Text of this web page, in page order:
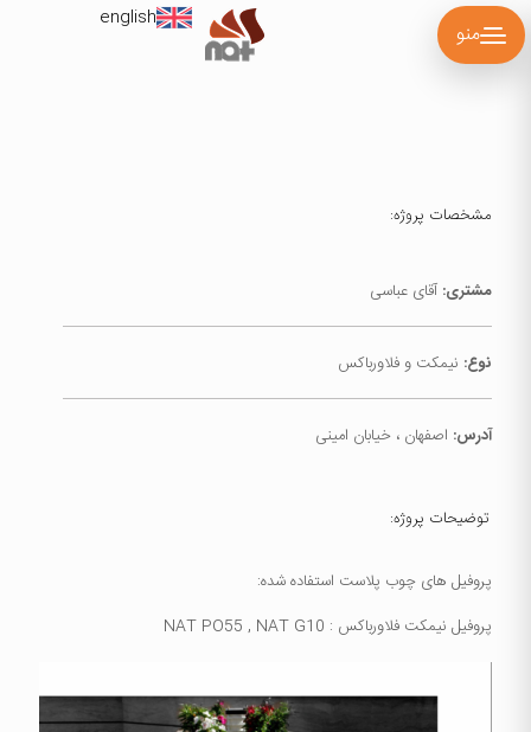
منو
english
مشخصات پروژه:
مشتری: آقای عباسی
نوع: نیمکت و فلاورباکس
آدرس: اصفهان ، خیابان امینی
توضیحات پروژه:
پروفیل های چوب پلاست استفاده شده:
پروفیل نیمکت فلاورباکس : NAT PO55 , NAT G10